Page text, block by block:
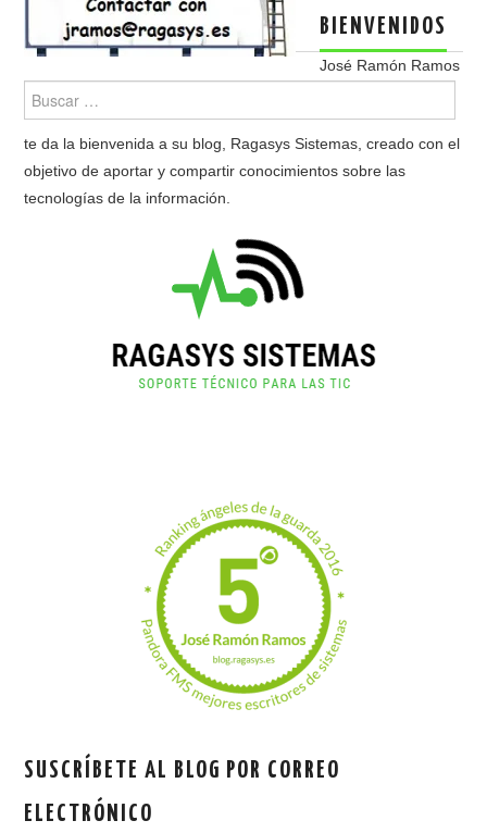
BIENVENIDOS
José Ramón Ramos
te da la bienvenida a su blog, Ragasys Sistemas, creado con el
objetivo de aportar y compartir conocimientos sobre las
tecnologías de la información.
SUSCRÍBETE AL BLOG POR CORREO
ELECTRÓNICO